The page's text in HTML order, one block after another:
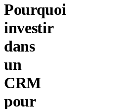
Pourquoi
investir
dans
un
CRM
pour